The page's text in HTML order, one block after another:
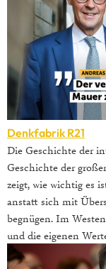
Denkfabrik R21
Die Geschichte der
Geschichte der
zeigt, wie wichtig es
anstatt sich mit
begnügen. Im
und die eigenen